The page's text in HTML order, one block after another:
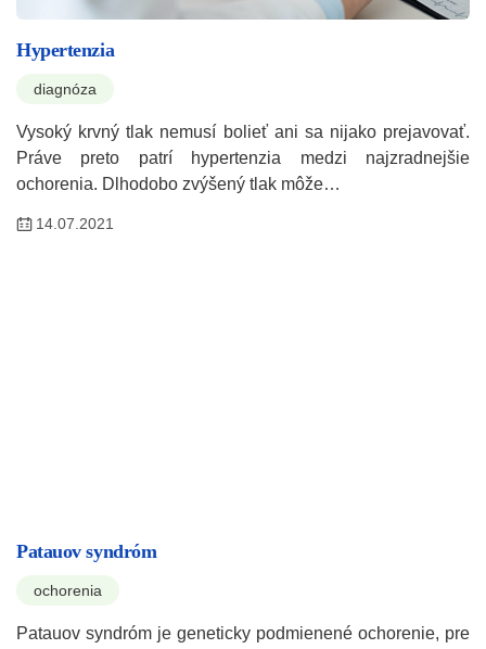
Hypertenzia
diagnóza
Vysoký krvný tlak nemusí bolieť ani sa nijako prejavovať.
Práve preto patrí hypertenzia medzi najzradnejšie
ochorenia. Dlhodobo zvýšený tlak môže…
14.07.2021
Patauov syndróm
ochorenia
Patauov syndróm je geneticky podmienené ochorenie, pre